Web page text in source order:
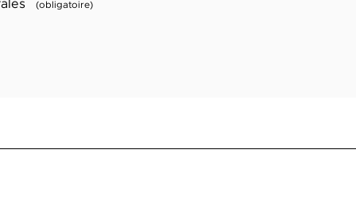
(obligatoire)